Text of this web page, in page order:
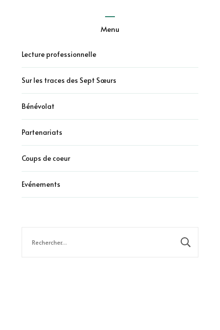
Menu
Lecture professionnelle
Sur les traces des Sept Sœurs
Bénévolat
Partenariats
Coups de coeur
Evénements